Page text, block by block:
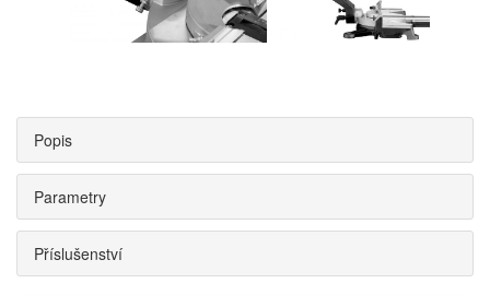
Popis
Parametry
Příslušenství